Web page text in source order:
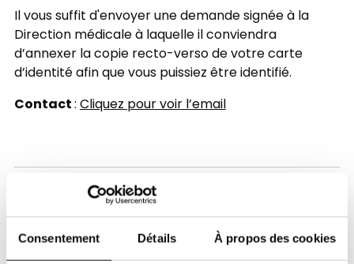
Consentement Détails À propos des cookies
Il vous suffit d'envoyer une demande signée à la
Direction médicale à laquelle il conviendra
d’annexer la copie recto-verso de votre carte
d’identité afin que vous puissiez être identifié.
Contact:Cliquez pour voir l’email